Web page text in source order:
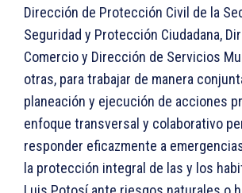
Dirección de Protección Civil de la
Seguridad y Protección Ciudadana,
Comercio y Dirección de Servicios
otras, para trabajar de manera
planeación y ejecución de acciones
enfoque transversal y colaborativo
responder eficazmente a
la protección integral de las y los